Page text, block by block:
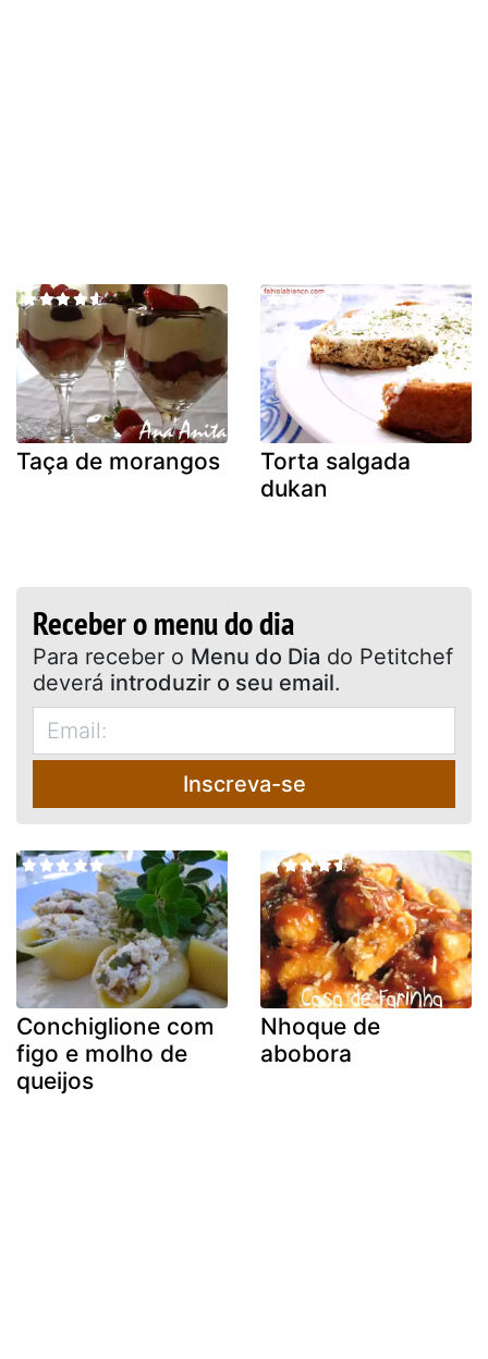
Taça de morangos
Torta salgada
dukan
Receber o menu do dia
Para receber o Menu do Dia do Petitchef
deverá introduzir o seu email.
Inscreva-se
Conchiglione com
figo e molho de
queijos
Nhoque de
abobora